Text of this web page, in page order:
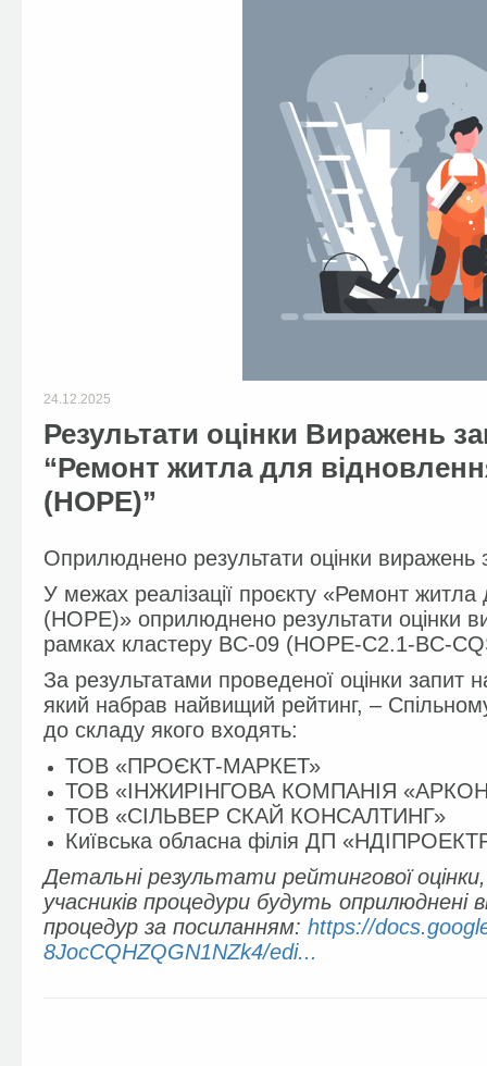
24.12.2025
Результати оцінки Виражень
“Ремонт житла для
(HOPE)”
Оприлюднено результати оцінки виражень
У межах реалізації проєкту «Ремонт
(HOPE)» оприлюднено результати оцінки
рамках кластеру BC-09 (HOPE-C2.1-BC-
За результатами проведеної оцінки запит
який набрав найвищий рейтинг, –
до складу якого входять:
ТОВ «ПРОЄКТ-МАРКЕТ»
ТОВ «ІНЖИРІНГОВА КОМПАНІЯ
ТОВ «СІЛЬВЕР СКАЙ КОНСАЛТИНГ»
Київська обласна філія ДП
Детальні результати рейтингової
учасників процедури будуть оприлюднені
процедур за посиланням: https://
8JocCQHZQGN1NZk4/edi...